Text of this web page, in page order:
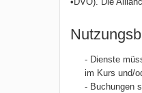
- Dienste
im Kurs und/
- Buchungen